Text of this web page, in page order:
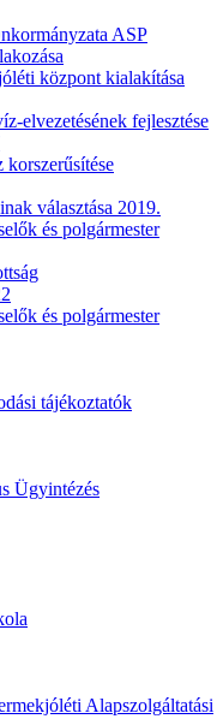
ASP
központ kialakítása
elvezetésének fejlesztése
korszerűsítése
választása 2019.
és polgármester
és polgármester
tájékoztatók
Ügyintézés
Alapszolgáltatási